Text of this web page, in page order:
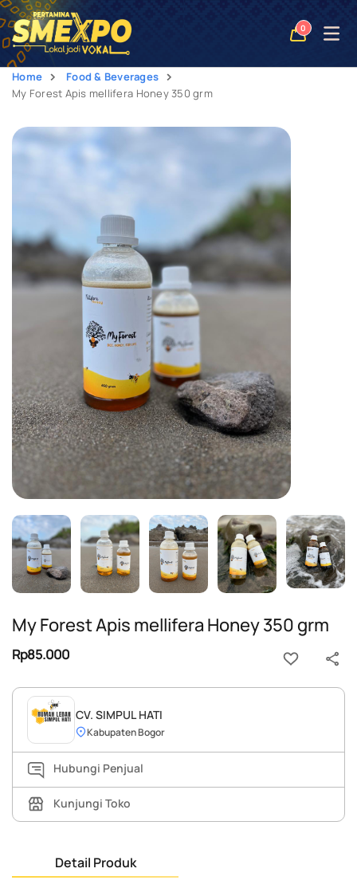
0
Open
Home
Food & Beverages
My Forest Apis mellifera Honey 350 grm
My Forest Apis mellifera Honey 350 grm
Rp85.000
CV. SIMPUL HATI
Kabupaten Bogor
Hubungi Penjual
Kunjungi Toko
Detail Produk